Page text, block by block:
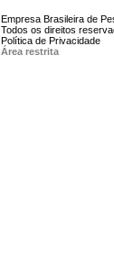
Empresa Brasileira de
Todos os direitos
Política de Privacidade
Área restrita